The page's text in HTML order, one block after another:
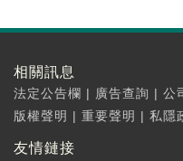
相關訊息
法定公告欄 | 廣告查詢 | 公
版權聲明 | 重要聲明 | 私隱
友情鏈接